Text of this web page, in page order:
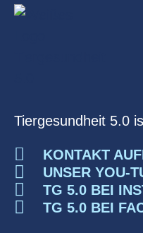
Tiergesundheit 5.0
KONTAKT
UNSER YOU-
TG 5.0 BEI
TG 5.0 BEI